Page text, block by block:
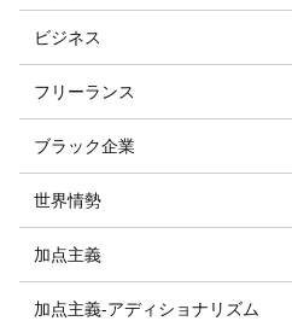
ビジネス
フリーランス
ブラック企業
世界情勢
加点主義
加点主義-アディショナリズム